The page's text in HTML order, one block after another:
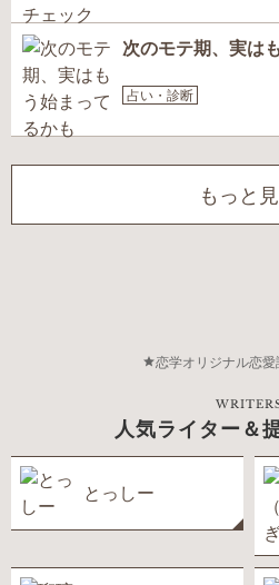
次のモテ期、実は
占い・診断
もっと
恋学オリジナル恋愛
人気ライター＆
とっしー